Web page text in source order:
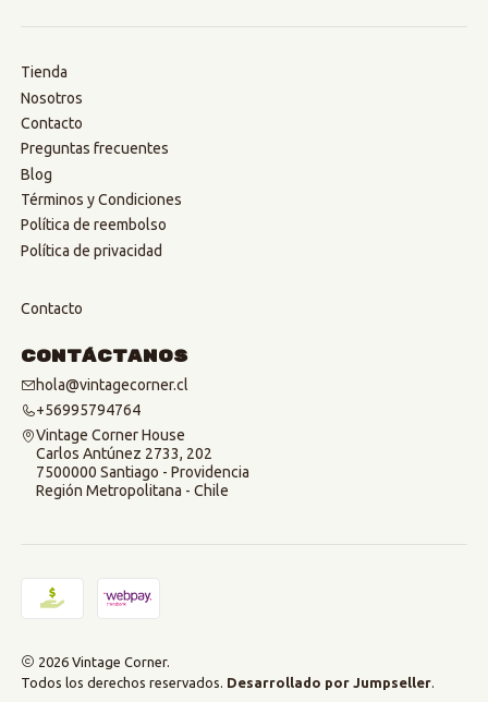
Tienda
Nosotros
Contacto
Preguntas frecuentes
Blog
Términos y Condiciones
Política de reembolso
Política de privacidad
Contacto
Contáctanos
hola@vintagecorner.cl
+56995794764
Vintage Corner House
Carlos Antúnez 2733, 202
7500000 Santiago - Providencia
Región Metropolitana - Chile
2026 Vintage Corner.
Todos los derechos reservados. Desarrollado por Jumpseller.